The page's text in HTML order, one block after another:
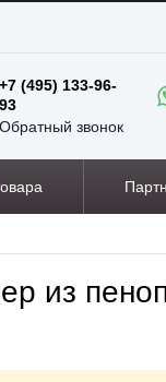
+7 (495) 133-96-
93
Обратный звонок
из